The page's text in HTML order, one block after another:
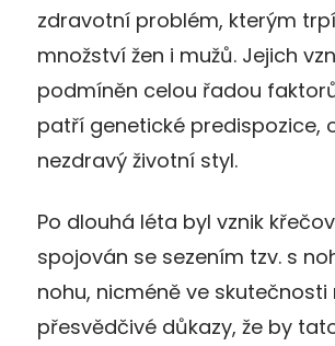
zdravotní problém, kterým
množství žen i mužů. Jejich
podmíněn celou řadou
patří genetické predispozice,
nezdravý životní styl.
Po dlouhá léta byl vznik
spojován se sezením tzv. s
nohu, nicméně ve skutečnosti
přesvědčivé důkazy, že by